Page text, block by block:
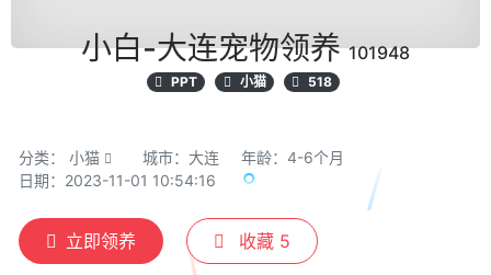
小白-大连宠物领养101948
PPT 小猫 518
分类： 小猫 城市：大连
年龄：4-6个月
日期：2023-11-01 10:54:16
立即领养 收藏 5